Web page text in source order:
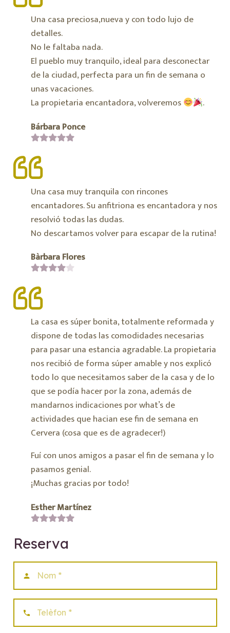
Una casa preciosa,nueva y con todo lujo de
detalles.
No le faltaba nada.
El pueblo muy tranquilo, ideal para desconectar
de la ciudad, perfecta para un fin de semana o
unas vacaciones.
La propietaria encantadora, volveremos
.
Bárbara Ponce
Una casa muy tranquila con rincones
encantadores. Su anfitriona es encantadora y nos
resolvió todas las dudas.
No descartamos volver para escapar de la rutina!
Bàrbara Flores
La casa es súper bonita, totalmente reformada y
dispone de todas las comodidades necesarias
para pasar una estancia agradable. La propietaria
nos recibió de forma súper amable y nos explicó
todo lo que necesitamos saber de la casa y de lo
que se podía hacer por la zona, además de
mandarnos indicaciones por what’s de
actividades que hacian ese fin de semana en
Cervera (cosa que es de agradecer!)
Fuí con unos amigos a pasar el fin de semana y lo
pasamos genial.
¡Muchas gracias por todo!
Esther Martínez
Reserva
person
phone